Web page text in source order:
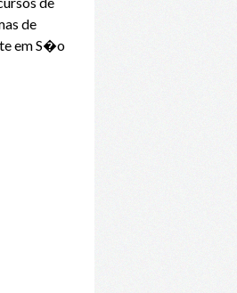
de
em S�o